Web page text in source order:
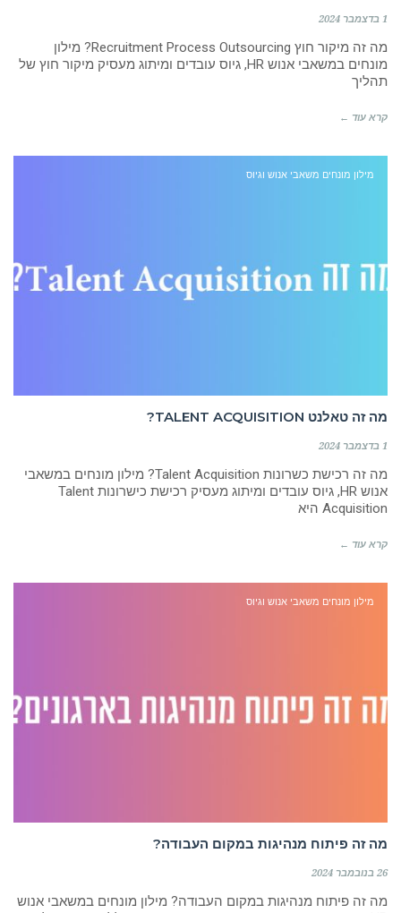
1 בדצמבר 2024
מה זה מיקור חוץ Recruitment Process Outsourcing? מילון
מונחים במשאבי אנוש HR, גיוס עובדים ומיתוג מעסיק מיקור חוץ של
תהליך
קרא עוד ←
מילון מונחים משאבי אנוש וגיוס
מה זה טאלנט TALENT ACQUISITION?
1 בדצמבר 2024
מה זה רכישת כשרונות Talent Acquisition? מילון מונחים במשאבי
אנוש HR, גיוס עובדים ומיתוג מעסיק רכישת כישרונות Talent
Acquisition היא
קרא עוד ←
מילון מונחים משאבי אנוש וגיוס
מה זה פיתוח מנהיגות במקום העבודה?
26 בנובמבר 2024
מה זה פיתוח מנהיגות במקום העבודה? מילון מונחים במשאבי אנוש